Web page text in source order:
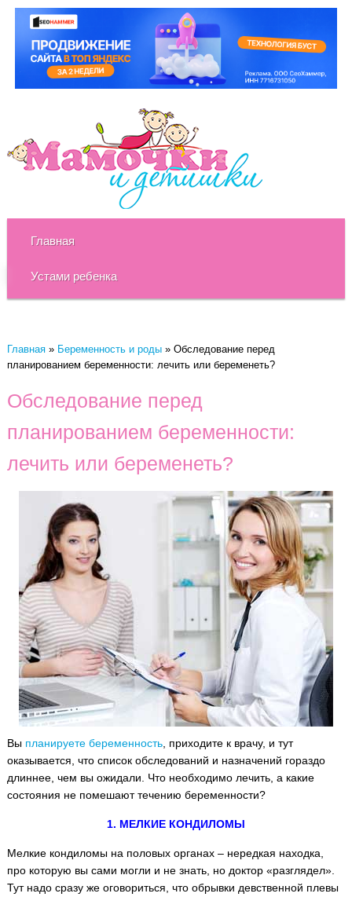
Главная
Устами ребенка
Главная» Беременность и роды» Обследование перед
планированием беременности: лечить или беременеть?
Обследование перед
планированием беременности:
лечить или беременеть?
Вы планируете беременность, приходите к врачу, и тут
оказывается, что список обследований и назначений гораздо
длиннее, чем вы ожидали. Что необходимо лечить, а какие
состояния не помешают течению беременности?
1. МЕЛКИЕ КОНДИЛОМЫ
Мелкие кондиломы на половых органах – нередкая находка,
про которую вы сами могли и не знать, но доктор «разглядел».
Тут надо сразу же оговориться, что обрывки девственной плевы